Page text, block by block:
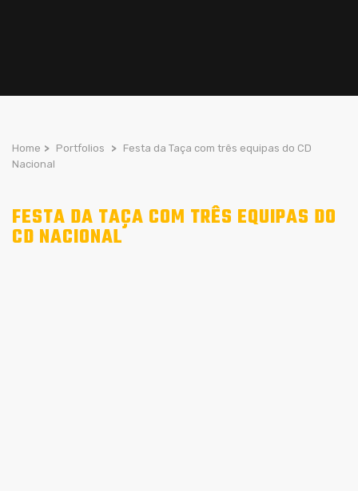
Home > Portfolios > Festa da Taça com três equipas do CD
Nacional
FESTA DA TAÇA COM TRÊS EQUIPAS DO
CD NACIONAL